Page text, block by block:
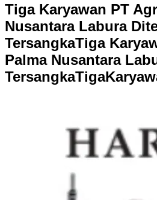
Tiga Karyawan PT
Nusantara Labura
TersangkaTiga
Palma Nusantara
TersangkaTigaKaryaw